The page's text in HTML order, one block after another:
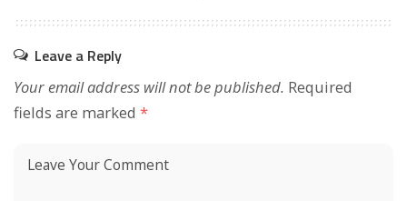
Leave a Reply
Your email address will not be published. Required
fields are marked *